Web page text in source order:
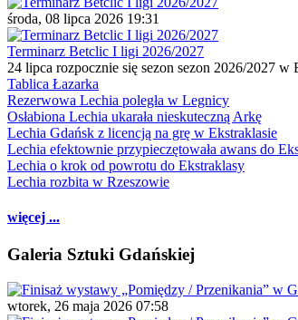
środa, 08 lipca 2026 19:31
Terminarz Betclic I ligi 2026/2027
24 lipca rozpocznie się sezon sezon 2026/2027 w
Tablica Łazarka
Rezerwowa Lechia poległa w Legnicy
Osłabiona Lechia ukarała nieskuteczną Arkę
Lechia Gdańsk z licencją na grę w Ekstraklasie
Lechia efektownie przypieczętowała awans do
Lechia o krok od powrotu do Ekstraklasy
Lechia rozbita w Rzeszowie
więcej ...
Galeria Sztuki Gdańskiej
wtorek, 26 maja 2026 07:58